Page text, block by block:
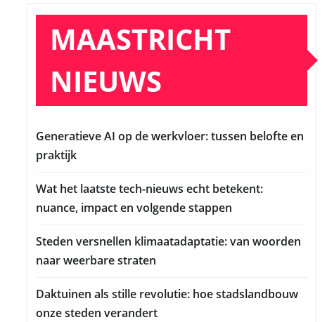
MAASTRICHT
NIEUWS
Generatieve AI op de werkvloer: tussen belofte en
praktijk
Wat het laatste tech-nieuws echt betekent:
nuance, impact en volgende stappen
Steden versnellen klimaatadaptatie: van woorden
naar weerbare straten
Daktuinen als stille revolutie: hoe stadslandbouw
onze steden verandert